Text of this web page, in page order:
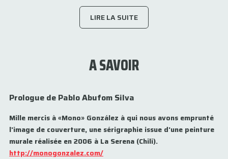
LIRE LA SUITE
A SAVOIR
Prologue de Pablo Abufom Silva
Mille mercis à «Mono» González à qui nous avons emprunté
l'image de couverture, une sérigraphie issue d'une peinture
murale réalisée en 2006 à La Serena (Chili).
http://monogonzalez.com/